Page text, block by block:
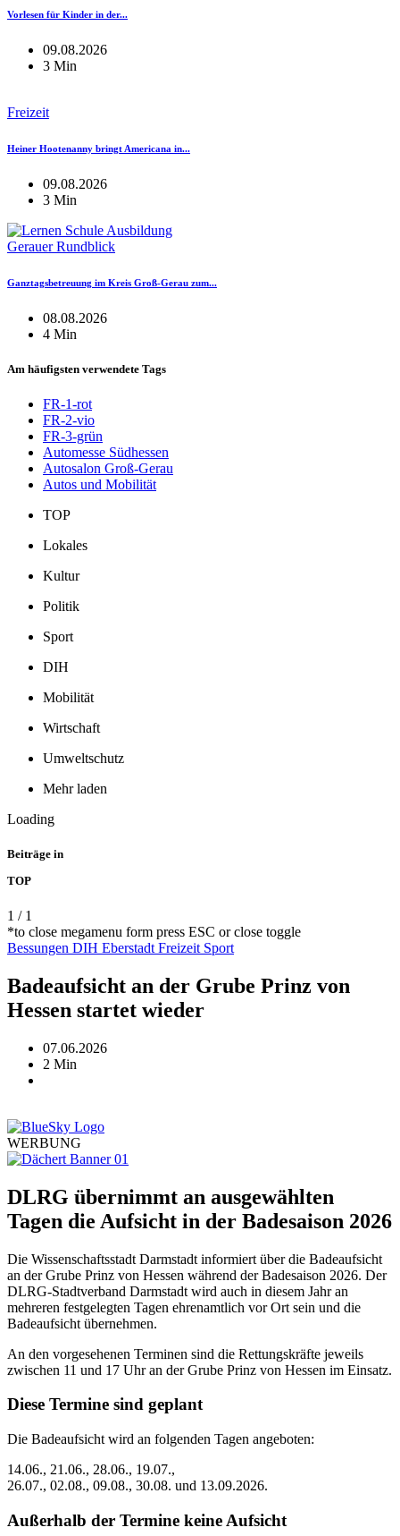
Vorlesen für Kinder in der...
09.08.2026
3 Min
Freizeit
Heiner Hootenanny bringt Americana in...
09.08.2026
3 Min
Gerauer Rundblick
Ganztagsbetreuung im Kreis Groß-Gerau zum...
08.08.2026
4 Min
Am häufigsten verwendete Tags
FR-1-rot
FR-2-vio
FR-3-grün
Automesse Südhessen
Autosalon Groß-Gerau
Autos und Mobilität
TOP
Lokales
Kultur
Politik
Sport
DIH
Mobilität
Wirtschaft
Umweltschutz
Mehr laden
Loading
Beiträge in
TOP
1 / 1
*to close megamenu form press ESC or close toggle
Bessungen DIH Eberstadt Freizeit Sport
Badeaufsicht an der Grube Prinz von
Hessen startet wieder
07.06.2026
2 Min
WERBUNG
DLRG übernimmt an ausgewählten
Tagen die Aufsicht in der Badesaison 2026
Die Wissenschaftsstadt Darmstadt informiert über die Badeaufsicht
an der Grube Prinz von Hessen während der Badesaison 2026. Der
DLRG-Stadtverband Darmstadt wird auch in diesem Jahr an
mehreren festgelegten Tagen ehrenamtlich vor Ort sein und die
Badeaufsicht übernehmen.
An den vorgesehenen Terminen sind die Rettungskräfte jeweils
zwischen 11 und 17 Uhr an der Grube Prinz von Hessen im Einsatz.
Diese Termine sind geplant
Die Badeaufsicht wird an folgenden Tagen angeboten:
14.06., 21.06., 28.06., 19.07.,
26.07., 02.08., 09.08., 30.08. und 13.09.2026.
Außerhalb der Termine keine Aufsicht